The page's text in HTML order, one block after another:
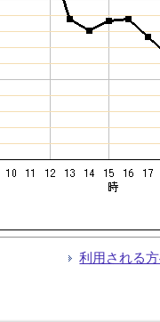
利用される